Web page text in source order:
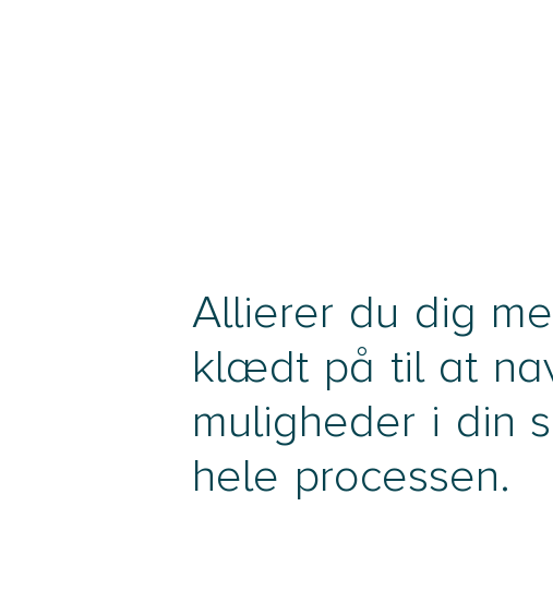
Allierer du dig
klædt på til at
muligheder i din
hele processen.